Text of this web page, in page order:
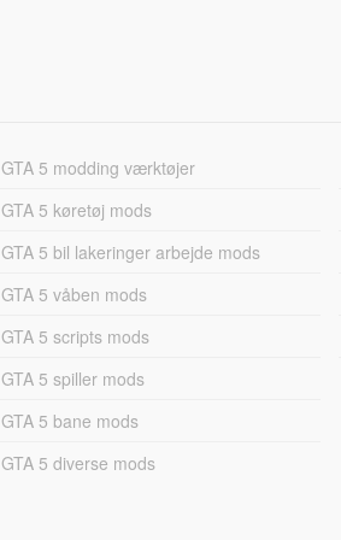
GTA 5 modding værktøjer
GTA 5 køretøj mods
GTA 5 bil lakeringer arbejde mods
GTA 5 våben mods
GTA 5 scripts mods
GTA 5 spiller mods
GTA 5 bane mods
GTA 5 diverse mods